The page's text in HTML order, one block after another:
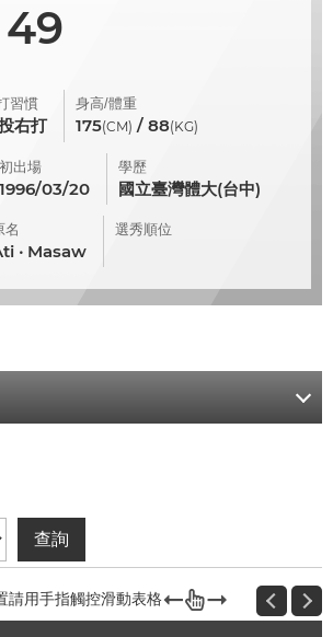
49
習慣
右打
身高/體重
175(CM) / 88(KG)
初出場
1996/03/20
學歷
國立臺灣體大(台中)
名
‧ Masaw
選秀順位